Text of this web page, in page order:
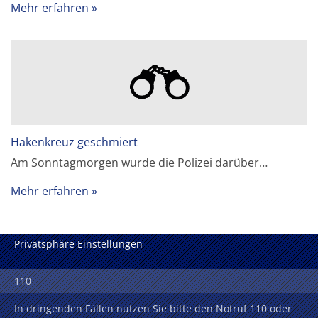
Mehr erfahren
Hakenkreuz geschmiert
Am Sonntagmorgen wurde die Polizei darüber…
Mehr erfahren
Privatsphäre Einstellungen
110
In dringenden Fällen nutzen Sie bitte den Notruf 110 oder